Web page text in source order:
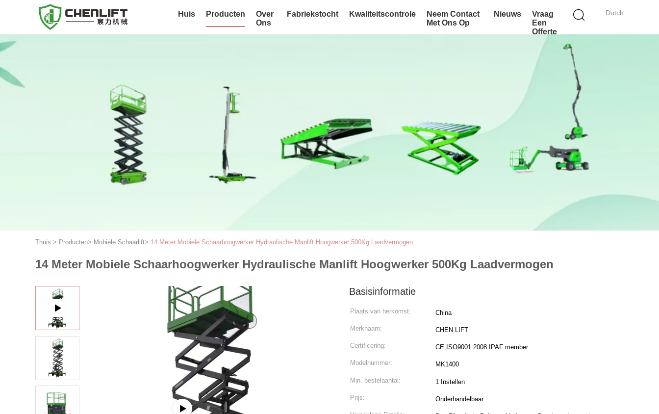
Dutch
Huis Producten
Over
Ons
Fabriekstocht Kwaliteitscontrole
Neem Contact
Met Ons Op
Nieuws
Vraag
Een
Offerte
Thuis > Producten> Mobiele Schaarlift> 14 Meter Mobiele Schaarhoogwerker Hydraulische Manlift Hoogwerker 500Kg Laadvermogen
14 Meter Mobiele Schaarhoogwerker Hydraulische Manlift Hoogwerker 500Kg Laadvermogen
Basisinformatie
Plaats van herkomst: China
Merknaam: CHEN LIFT
Certificering: CE ISO9001:2008 IPAF member
Modelnummer: MK1400
Min. bestelaantal: 1 Instellen
Prijs: Onderhandelbaar